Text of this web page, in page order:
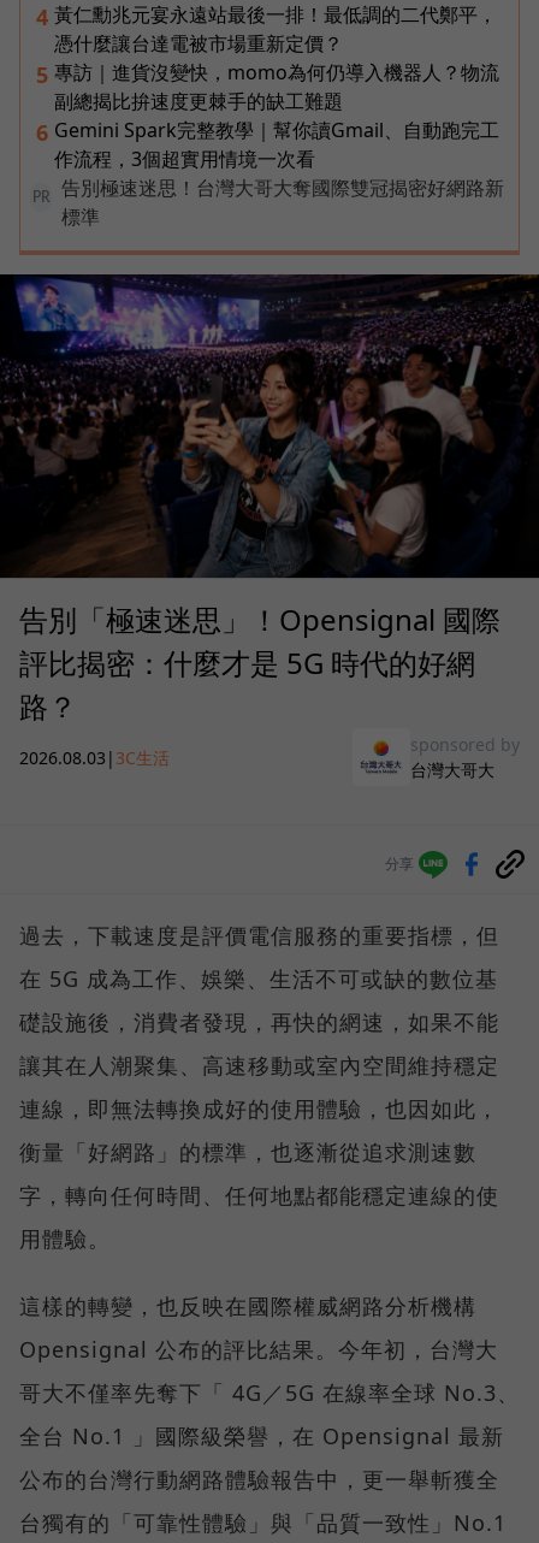
4 黃仁勳兆元宴永遠站最後一排！最低調的二代鄭平，
憑什麼讓台達電被市場重新定價？
5 專訪｜進貨沒變快，momo為何仍導入機器人？物流
副總揭比拚速度更棘手的缺工難題
6 Gemini Spark完整教學｜幫你讀Gmail、自動跑完工
作流程，3個超實用情境一次看
PR
告別極速迷思！台灣大哥大奪國際雙冠揭密好網路新
標準
告別「極速迷思」！Opensignal 國際
評比揭密：什麼才是 5G 時代的好網
路？
2026.08.03 | 3C生活
sponsored by
台灣大哥大
分享
過去，下載速度是評價電信服務的重要指標，但
在 5G 成為工作、娛樂、生活不可或缺的數位基
礎設施後，消費者發現，再快的網速，如果不能
讓其在人潮聚集、高速移動或室內空間維持穩定
連線，即無法轉換成好的使用體驗，也因如此，
衡量「好網路」的標準，也逐漸從追求測速數
字，轉向任何時間、任何地點都能穩定連線的使
用體驗。
這樣的轉變，也反映在國際權威網路分析機構
Opensignal 公布的評比結果。今年初，台灣大
哥大不僅率先奪下「 4G／5G 在線率全球 No.3、
全台 No.1 」國際級榮譽，在 Opensignal 最新
公布的台灣行動網路體驗報告中，更一舉斬獲全
台獨有的「可靠性體驗」與「品質一致性」No.1